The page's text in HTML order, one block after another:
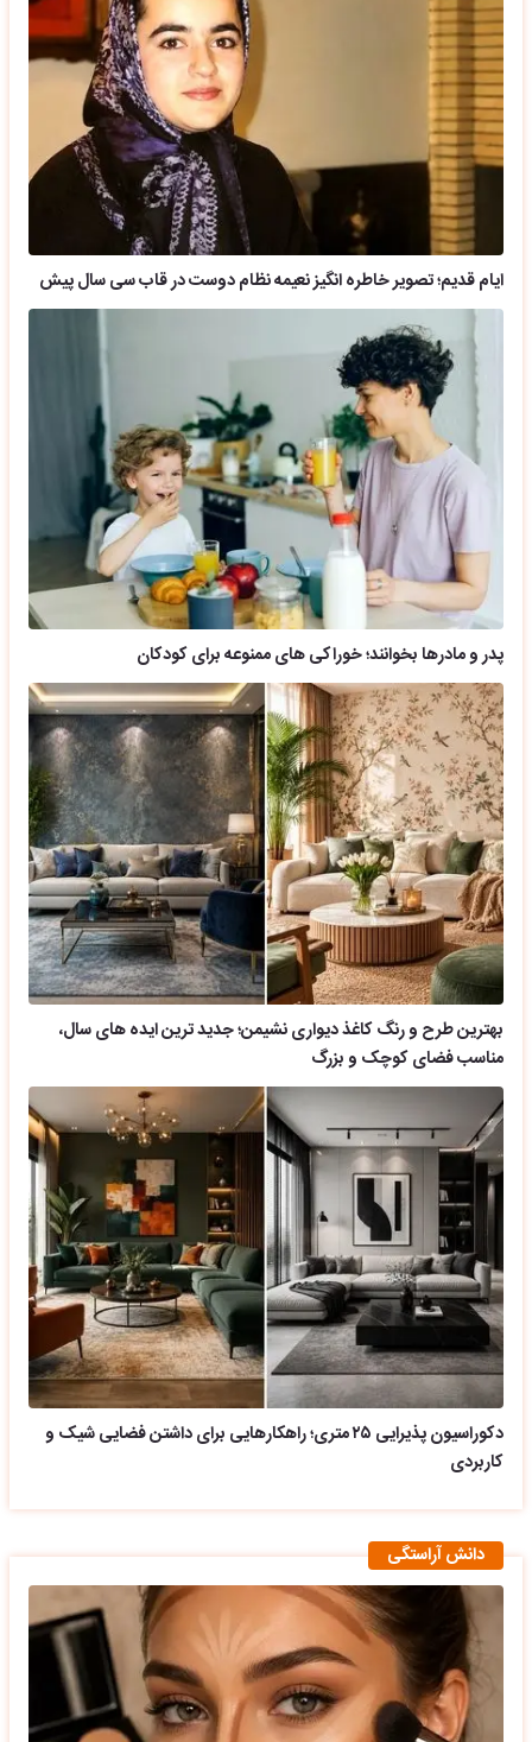
ایام قدیم؛ تصویر خاطره انگیز نعیمه نظام دوست در قاب سی سال پیش
پدر و مادرها بخوانند؛ خوراکی های ممنوعه برای کودکان
بهترین طرح و رنگ کاغذ دیواری نشیمن؛ جدید ترین ایده های سال،
مناسب فضای کوچک و بزرگ
دکوراسیون پذیرایی ۲۵ متری؛ راهکارهایی برای داشتن فضایی شیک و
کاربردی
دانش آراستگی